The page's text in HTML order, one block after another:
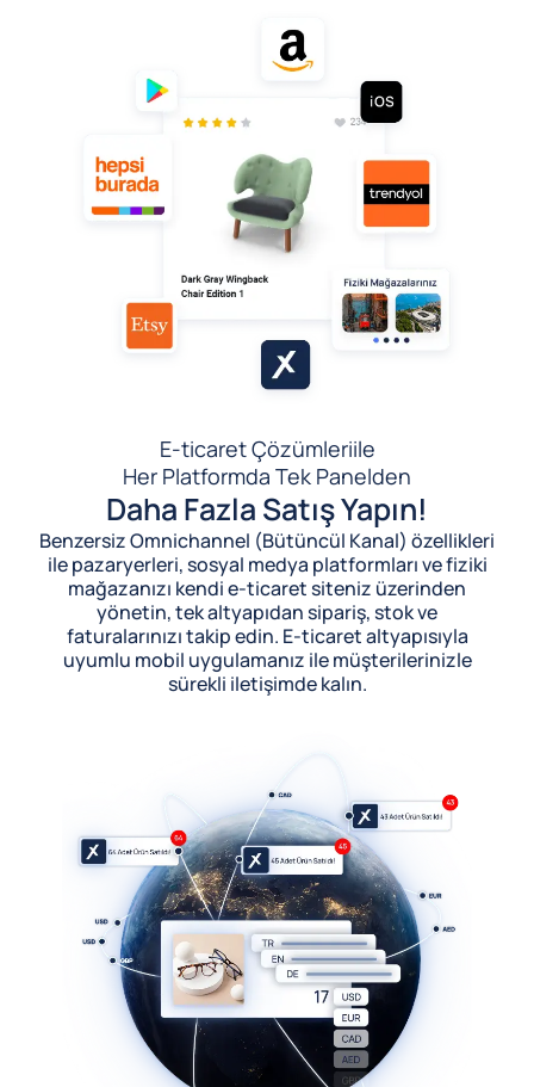
E-ticaret Çözümleriile
Her Platformda Tek Panelden
Daha Fazla Satış Yapın!
Benzersiz Omnichannel (Bütüncül Kanal) özellikleri
ile pazaryerleri, sosyal medya platformları ve fiziki
mağazanızı kendi e-ticaret siteniz üzerinden
yönetin, tek altyapıdan sipariş, stok ve
faturalarınızı takip edin. E-ticaret altyapısıyla
uyumlu mobil uygulamanız ile müşterilerinizle
sürekli iletişimde kalın.